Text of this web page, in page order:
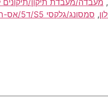
,